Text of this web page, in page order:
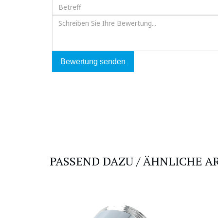
Bewertung senden
PASSEND DAZU / ÄHNLICHE